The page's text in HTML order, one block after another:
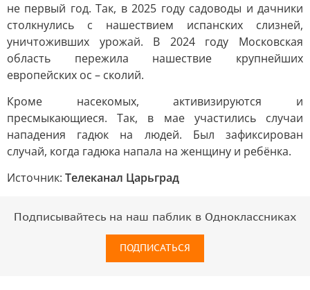
не первый год. Так, в 2025 году садоводы и дачники
столкнулись с нашествием испанских слизней,
уничтоживших урожай. В 2024 году Московская
область пережила нашествие крупнейших
европейских ос – сколий.
Кроме насекомых, активизируются и
пресмыкающиеся. Так, в мае участились случаи
нападения гадюк на людей. Был зафиксирован
случай, когда гадюка напала на женщину и ребёнка.
Источник: Телеканал Царьград
Подписывайтесь на наш паблик в Одноклассниках
ПОДПИСАТЬСЯ